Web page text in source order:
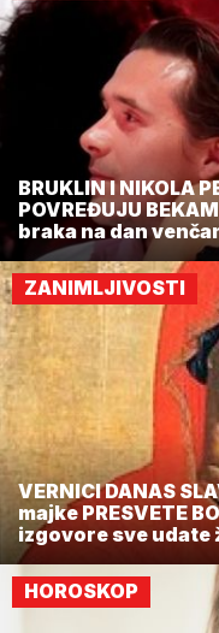
BRUKLIN I NIKOLA
POVREĐUJU
braka na dan
ZANIMLJIVOSTI
VERNICI DANAS
majke PRESVETE
izgovore sve udate
HOROSKOP